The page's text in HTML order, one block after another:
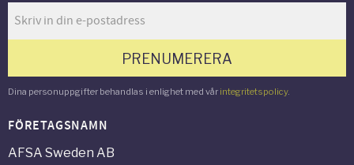
PRENUMERERA
Dina personuppgifter behandlas i enlighet med vår integritetspolicy.
FÖRETAGSNAMN
AFSA Sweden AB